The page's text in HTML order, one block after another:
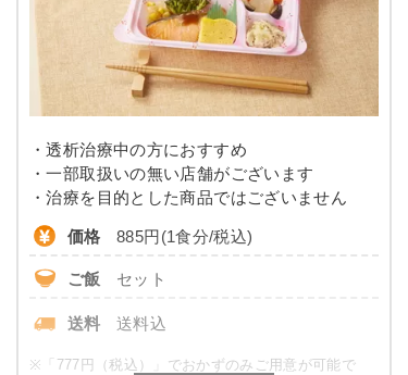
-
リン 230㎎以下
カリウム 550㎎以下
コレステロール -
て異なる場合がございます。 ごはんセットでの栄養
例
・透析治療中の方におすすめ
・一部取扱いの無い店舗がございます
・治療を目的とした商品ではございません
価格 885円(1食分/税込)
ご飯 セット
送料 送料込
※ 「777円（税込）」でおかずのみご用意が可能で